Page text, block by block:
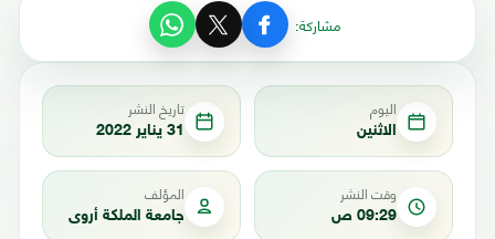
مشاركة:
اليوم
الاثنين
تاريخ النشر
31 يناير 2022
وقت النشر
09:29 ص
المؤلف
جامعة الملكة أروى